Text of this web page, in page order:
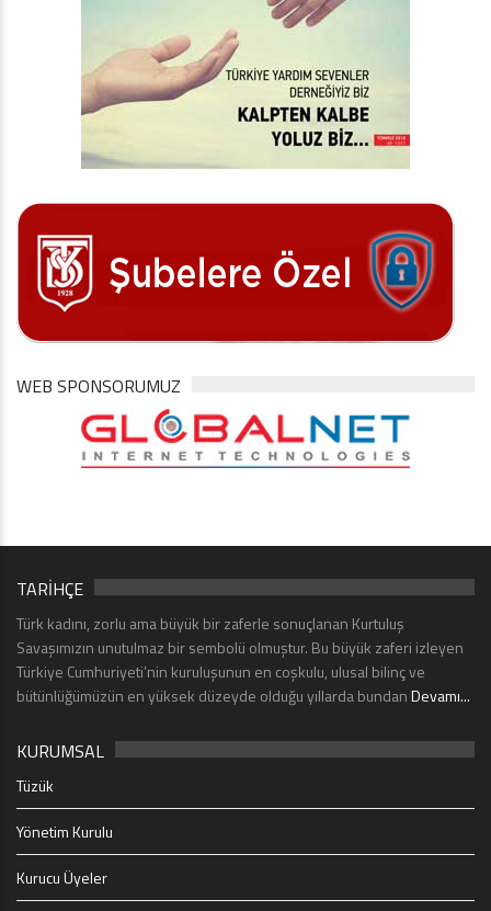
WEB SPONSORUMUZ
TARİHÇE
Türk kadını, zorlu ama büyük bir zaferle sonuçlanan Kurtuluş
Savaşımızın unutulmaz bir sembolü olmuştur. Bu büyük zaferi izleyen
Türkiye Cumhuriyeti’nin kuruluşunun en coşkulu, ulusal bilinç ve
bütünlüğümüzün en yüksek düzeyde olduğu yıllarda bundanDevamı...
KURUMSAL
Tüzük
Yönetim Kurulu
Kurucu Üyeler